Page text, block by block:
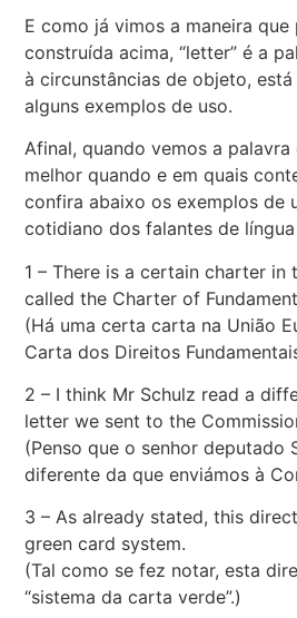
E como já vimos a maneira que
construída acima, “letter” é a
à circunstâncias de objeto,
alguns exemplos de uso.
Afinal, quando vemos a
melhor quando e em quais
confira abaixo os exemplos de
cotidiano dos falantes de língua
1 – There is a certain charter in
called the Charter of
(Há uma certa carta na União
Carta dos Direitos
2 – I think Mr Schulz read a
letter we sent to the
(Penso que o senhor deputado
diferente da que enviámos à
3 – As already stated, this
green card system.
(Tal como se fez notar, esta
“sistema da carta verde”.)